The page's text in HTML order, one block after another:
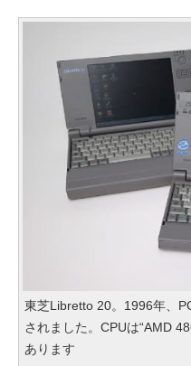
東芝Libretto 20。1996年、
されました。CPUは“AMD
あります